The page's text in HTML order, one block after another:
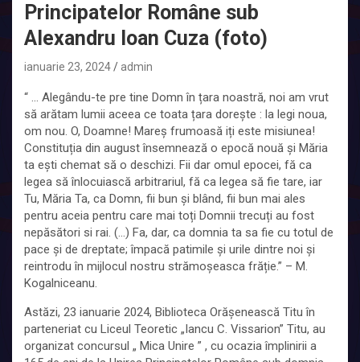
Principatelor Române sub
Alexandru Ioan Cuza (foto)
ianuarie 23, 2024 admin
“ … Alegându-te pre tine Domn în țara noastră, noi am vrut
să arătam lumii aceea ce toata țara dorește : la legi noua,
om nou. O, Doamne! Mareș frumoasă iți este misiunea!
Constituția din august însemnează o epocă nouă și Măria
ta ești chemat să o deschizi. Fii dar omul epocei, fă ca
legea să înlocuiască arbitrariul, fă ca legea să fie tare, iar
Tu, Măria Ta, ca Domn, fii bun și blând, fii bun mai ales
pentru aceia pentru care mai toți Domnii trecuți au fost
nepăsători si rai. (…) Fa, dar, ca domnia ta sa fie cu totul de
pace și de dreptate; împacă patimile și urile dintre noi și
reintrodu în mijlocul nostru strămoșeasca frăție.” – M.
Kogalniceanu.
Astăzi, 23 ianuarie 2024, Biblioteca Orășenească Titu în
parteneriat cu Liceul Teoretic „Iancu C. Vissarion” Titu, au
organizat concursul „ Mica Unire ” , cu ocazia împlinirii a